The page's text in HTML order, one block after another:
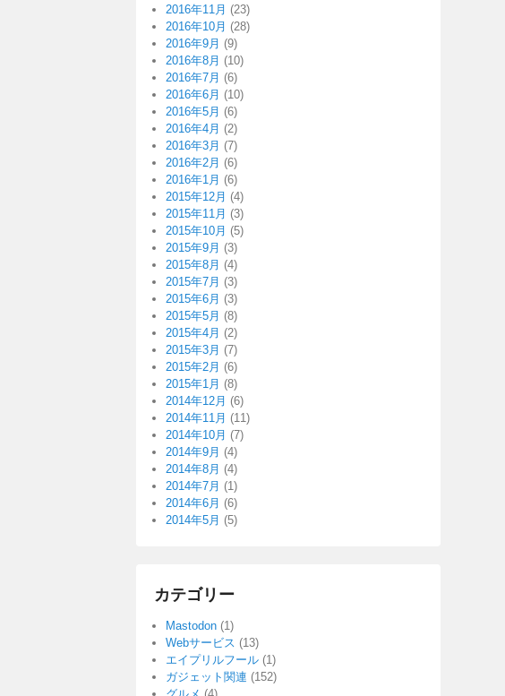
2016年11月 (23)
2016年10月 (28)
2016年9月 (9)
2016年8月 (10)
2016年7月 (6)
2016年6月 (10)
2016年5月 (6)
2016年4月 (2)
2016年3月 (7)
2016年2月 (6)
2016年1月 (6)
2015年12月 (4)
2015年11月 (3)
2015年10月 (5)
2015年9月 (3)
2015年8月 (4)
2015年7月 (3)
2015年6月 (3)
2015年5月 (8)
2015年4月 (2)
2015年3月 (7)
2015年2月 (6)
2015年1月 (8)
2014年12月 (6)
2014年11月 (11)
2014年10月 (7)
2014年9月 (4)
2014年8月 (4)
2014年7月 (1)
2014年6月 (6)
2014年5月 (5)
カテゴリー
Mastodon (1)
Webサービス (13)
エイプリルフール (1)
ガジェット関連 (152)